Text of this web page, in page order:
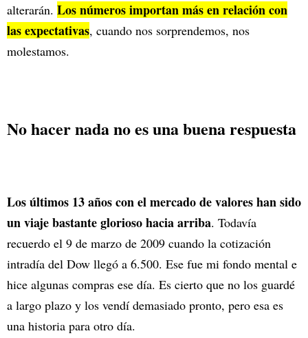
alterarán. Los números importan más en relación con
las expectativas, cuando nos sorprendemos, nos
molestamos.
No hacer nada no es una buena respuesta
Los últimos 13 años con el mercado de valores han sido
un viaje bastante glorioso hacia arriba. Todavía
recuerdo el 9 de marzo de 2009 cuando la cotización
intradía del Dow llegó a 6.500. Ese fue mi fondo mental e
hice algunas compras ese día. Es cierto que no los guardé
a largo plazo y los vendí demasiado pronto, pero esa es
una historia para otro día.